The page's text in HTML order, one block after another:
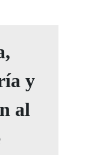
y
al